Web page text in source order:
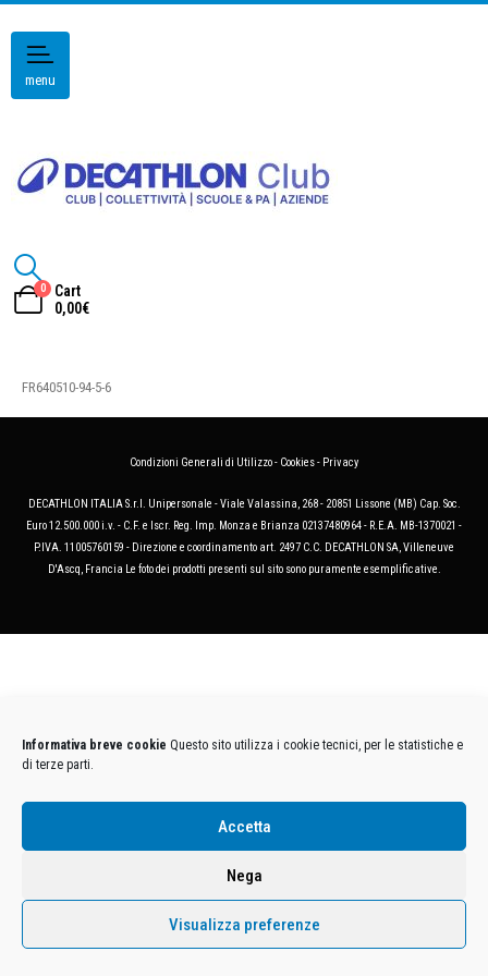
Informativa breve cookie Questo sito utilizza i cookie tecnici, per le statistiche e
di terze parti.
Accetta
Nega
Visualizza preferenze
menu
0
Cart
0,00€
FR640510-94-5-6
Condizioni Generali di Utilizzo- Cookies- Privacy
DECATHLON ITALIA S.r.l. Unipersonale - Viale Valassina, 268 - 20851 Lissone (MB) Cap. Soc.
Euro 12.500.000 i.v. - C.F. e Iscr. Reg. Imp. Monza e Brianza 02137480964 - R.E.A. MB-1370021 -
P.IVA. 11005760159 - Direzione e coordinamento art. 2497 C.C. DECATHLON SA, Villeneuve
D'Ascq, Francia Le foto dei prodotti presenti sul sito sono puramente esemplificative.